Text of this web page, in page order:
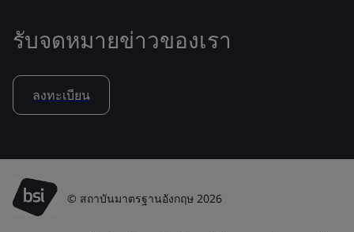
รับจดหมายข่าวของเรา
ลงทะเบียน
© สถาบันมาตรฐานอังกฤษ 2026